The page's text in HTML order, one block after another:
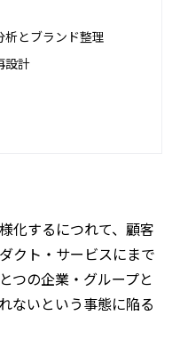
とブランド整理
設計
化するにつれて、顧客
クト・サービスにまで
つの企業・グループと
ないという事態に陥る